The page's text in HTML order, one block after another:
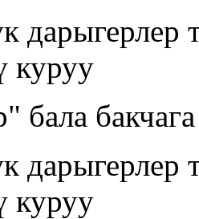
дарыгерлер
куруу
бала
дарыгерлер
куруу